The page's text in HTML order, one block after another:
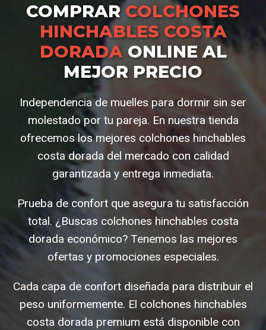
COMPRARCOLCHONES
HINCHABLES COSTA
DORADAONLINE AL
MEJOR PRECIO
Independencia de muelles para dormir sin ser
molestado por tu pareja. En nuestra tienda
ofrecemos los mejores colchones hinchables
costa dorada del mercado con calidad
garantizada y entrega inmediata.
Prueba de confort que asegura tu satisfacción
total. ¿Buscas colchones hinchables costa
dorada económico? Tenemos las mejores
ofertas y promociones especiales.
Cada capa de confort diseñada para distribuir el
peso uniformemente. El colchones hinchables
costa dorada premium está disponible con